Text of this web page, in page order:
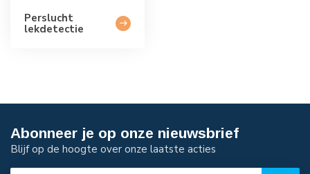
Perslucht
lekdetectie
Abonneer je op onze nieuwsbrief
Blijf op de hoogte over onze laatste acties